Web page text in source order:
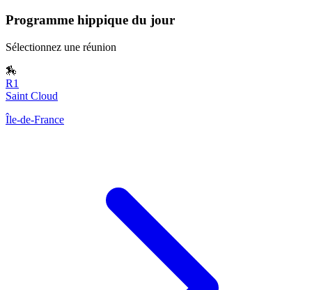
Programme hippique du jour
Sélectionnez une réunion
🏇
R1
Saint Cloud
Île-de-France